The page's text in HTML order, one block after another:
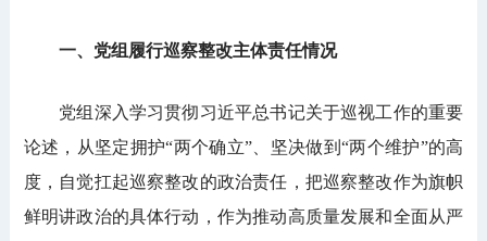
一、党组履行巡察整改主体责任情况
党组深入学习贯彻习近平总书记关于巡视工作的重要
论述，从坚定拥护“两个确立”、坚决做到“两个维护”的高
度，自觉扛起巡察整改的政治责任，把巡察整改作为旗帜
鲜明讲政治的具体行动，作为推动高质量发展和全面从严